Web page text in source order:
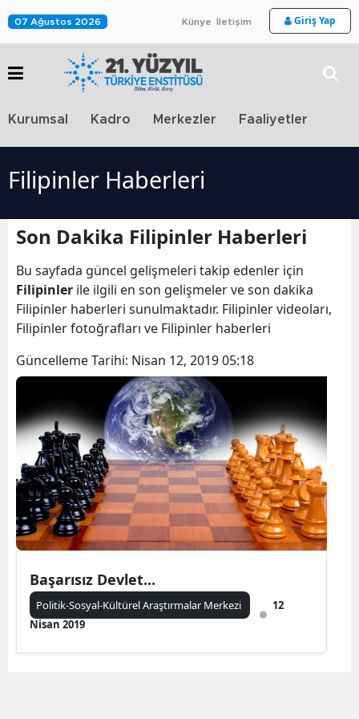
07 Ağustos 2026 Künye İletişim Giriş Yap
Kurumsal Kadro Merkezler Faaliyetler
Filipinler Haberleri
Son Dakika Filipinler Haberleri
Bu sayfada güncel gelişmeleri takip edenler için
Filipinler ile ilgili en son gelişmeler ve son dakika
Filipinler haberleri sunulmaktadır. Filipinler videoları,
Filipinler fotoğrafları ve Filipinler haberleri
Güncelleme Tarihi: Nisan 12, 2019 05:18
Başarısız Devlet...
Politik-Sosyal-Kültürel Araştırmalar Merkezi
12
Nisan 2019